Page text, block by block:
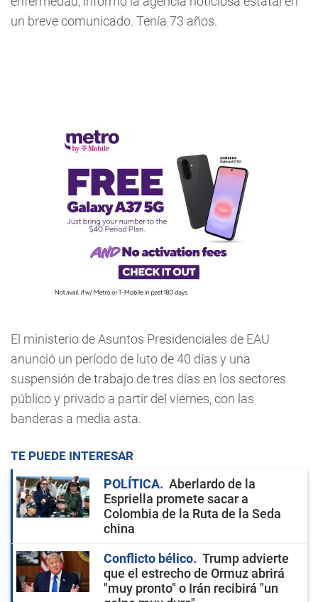
un breve comunicado. Tenía 73 años.
El ministerio de Asuntos Presidenciales de EAU
anunció un período de luto de 40 días y una
suspensión de trabajo de tres días en los sectores
público y privado a partir del viernes, con las
banderas a media asta.
TE PUEDE INTERESAR
POLÍTICA
Aberlardo de la
Espriella promete sacar a
Colombia de la Ruta de la Seda
china
Conflicto bélico
Trump advierte
que el estrecho de Ormuz abrirá
"muy pronto" o Irán recibirá "un